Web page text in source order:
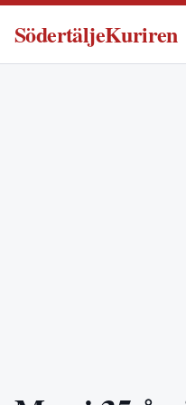
SödertäljeKuriren